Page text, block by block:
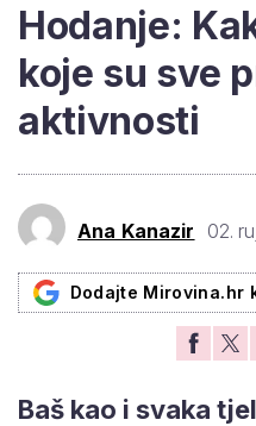
Hodanje:
koje su sve
aktivnosti
Ana Kanazir 02.
Dodajte Mirovina.hr
Baš kao i svaka